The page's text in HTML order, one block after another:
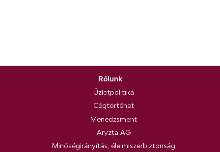
Rólunk
Üzletpolitika
Cégtörténet
Menedzsment
Aryzta AG
Minőségirányítás, élelmiszerbiztonság